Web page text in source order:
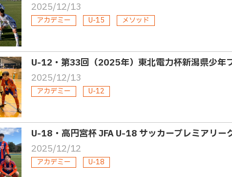
2025/12/13
アカデミー U-15 メソッド
U-12・第33回（2025年）東北電力杯新潟県少
2025/12/13
アカデミー U-12
U-18・高円宮杯 JFA U-18 サッカープレミアリ
2025/12/12
アカデミー U-18